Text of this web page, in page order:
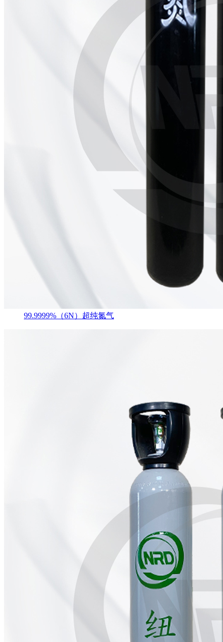
99.9999%（6N）超纯氮气